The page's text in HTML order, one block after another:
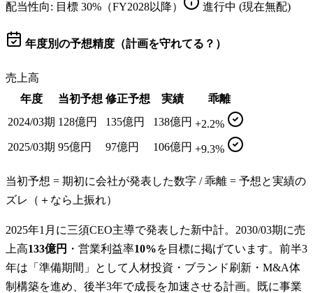
配当性向: 目標 30%（FY2028以降） 進行中 (現在無配)
年度別の予想精度（計画を守れてる？）
売上高
年度
当初予想 修正予想 実績
乖離
2024/03期 128億円 135億円 138億円 +2.2%
2025/03期 95億円 97億円 106億円 +9.3%
当初予想 = 期初に会社が発表した数字 / 乖離 = 予想と実績の
ズレ（＋なら上振れ）
2025年1月に三須CEO主導で発表した新中計。2030/03期に売
上高133億円 ・営業利益率10%を目標に掲げています。前半3
年は「準備期間」として人材投資・ブランド刷新・M&A体
制構築を進め、後半3年で成長を加速させる計画。既に事業